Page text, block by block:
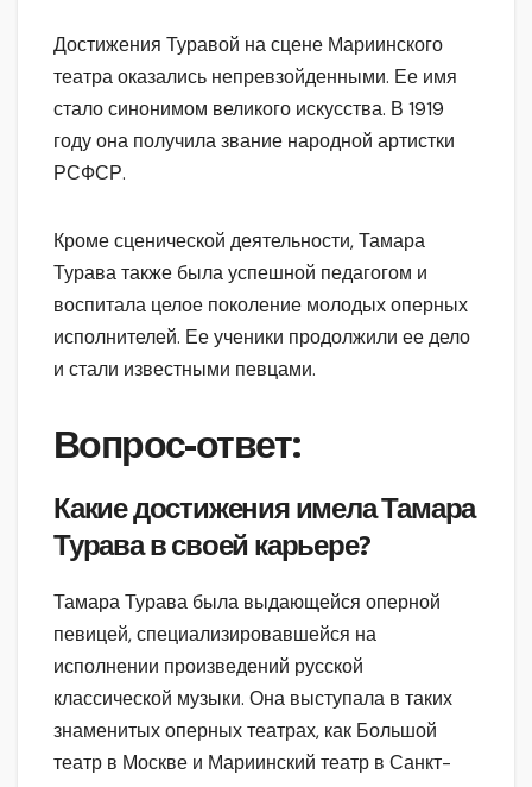
Достижения Туравой на сцене Мариинского
театра оказались непревзойденными. Ее имя
стало синонимом великого искусства. В 1919
году она получила звание народной артистки
РСФСР.
Кроме сценической деятельности, Тамара
Турава также была успешной педагогом и
воспитала целое поколение молодых оперных
исполнителей. Ее ученики продолжили ее дело
и стали известными певцами.
Вопрос-ответ:
Какие достижения имела Тамара
Турава в своей карьере?
Тамара Турава была выдающейся оперной
певицей, специализировавшейся на
исполнении произведений русской
классической музыки. Она выступала в таких
знаменитых оперных театрах, как Большой
театр в Москве и Мариинский театр в Санкт-